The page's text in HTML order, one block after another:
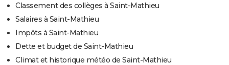
Classement des collèges à Saint-Mathieu
Salaires à Saint-Mathieu
Impôts à Saint-Mathieu
Dette et budget de Saint-Mathieu
Climat et historique météo de Saint-Mathieu